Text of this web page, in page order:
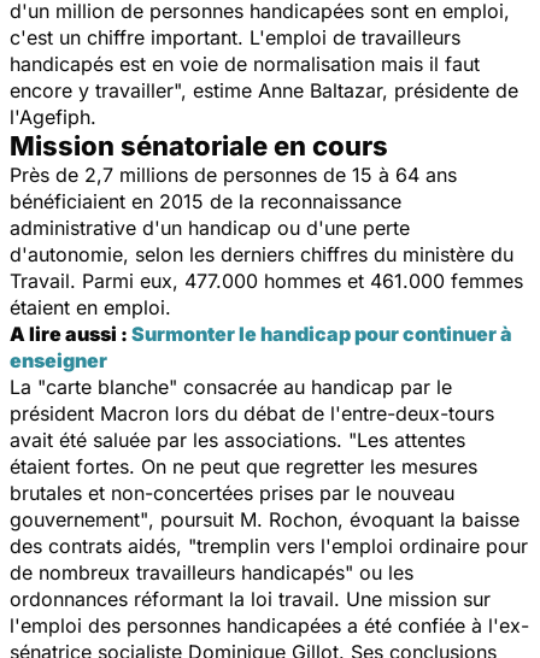
d'un million de personnes handicapées sont en emploi,
c'est un chiffre important. L'emploi de travailleurs
handicapés est en voie de normalisation mais il faut
encore y travailler", estime Anne Baltazar, présidente de
l'Agefiph.
Mission sénatoriale en cours
Près de 2,7 millions de personnes de 15 à 64 ans
bénéficiaient en 2015 de la reconnaissance
administrative d'un handicap ou d'une perte
d'autonomie, selon les derniers chiffres du ministère du
Travail. Parmi eux, 477.000 hommes et 461.000 femmes
étaient en emploi.
A lire aussi : Surmonter le handicap pour continuer à
enseigner
La "carte blanche" consacrée au handicap par le
président Macron lors du débat de l'entre-deux-tours
avait été saluée par les associations. "Les attentes
étaient fortes. On ne peut que regretter les mesures
brutales et non-concertées prises par le nouveau
gouvernement", poursuit M. Rochon, évoquant la baisse
des contrats aidés, "tremplin vers l'emploi ordinaire pour
de nombreux travailleurs handicapés" ou les
ordonnances réformant la loi travail. Une mission sur
l'emploi des personnes handicapées a été confiée à l'ex-
sénatrice socialiste Dominique Gillot. Ses conclusions